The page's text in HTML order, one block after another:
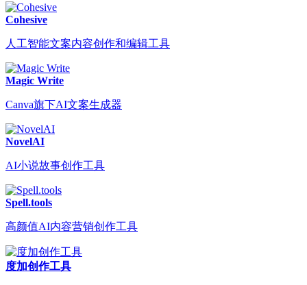
Cohesive
人工智能文案内容创作和编辑工具
Magic Write
Canva旗下AI文案生成器
NovelAI
AI小说故事创作工具
Spell.tools
高颜值AI内容营销创作工具
度加创作工具